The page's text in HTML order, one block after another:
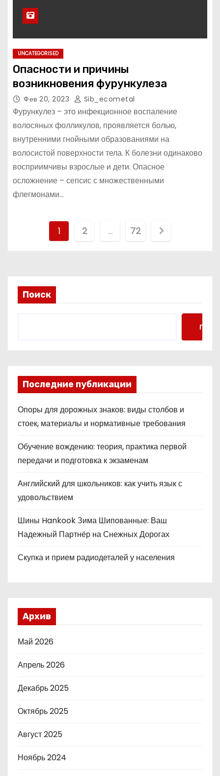
UNCATEGORISED
Опасности и причины
возникновения фурункулеза
Фев 20, 2023 Sib_ecometal
Фурункулез – это инфекционное воспаление
волосяных фолликулов, проявляется болью,
внутренними гнойными образованиями на
волосистой поверхности тела. К болезни одинаково
восприимчивы взрослые и дети. Опасное
осложнение – сепсис с множественными
флегмонами…
и
и
я
з
п
и
с
е
й
1 2 … 72
Поиск
Поиск
Последние публикации
Опоры для дорожных знаков: виды столбов и
стоек, материалы и нормативные требования
Обучение вождению: теория, практика первой
передачи и подготовка к экзаменам
Английский для школьников: как учить язык с
удовольствием
Шины Hankook Зима Шипованные: Ваш
Надежный Партнёр на Снежных Дорогах
Скупка и прием радиодеталей у населения
Архив
Май 2026
Апрель 2026
Декабрь 2025
Октябрь 2025
Август 2025
Ноябрь 2024